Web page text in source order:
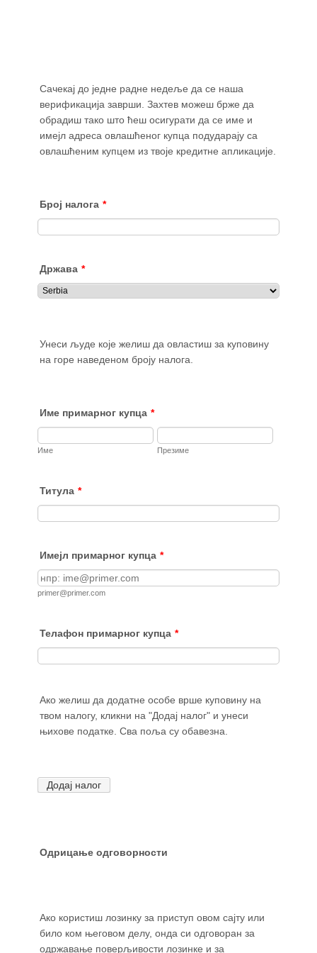
Сачекај до једне радне недеље да се наша
верификација заврши. Захтев можеш брже да
обрадиш тако што ћеш осигурати да се име и
имејл адреса овлашћеног купца подударају са
овлашћеним купцем из твоје кредитне апликације.
Број налога *
Држава *
Унеси људе које желиш да овластиш за куповину
на горе наведеном броју налога.
Име примарног купца *
Име Презиме
Титула *
Имејл примарног купца *
primer@primer.com
Телафон примарног купца *
Ако желиш да додатне особе врше куповину на
твом налогу, кликни на "Додај налог" и унеси
њихове податке. Сва поља су обавезна.
Одрицање одговорности
Ако користиш лозинку за приступ овом сајту или
било ком његовом делу, онда си одговоран за
одржавање поверљивости лозинке и за